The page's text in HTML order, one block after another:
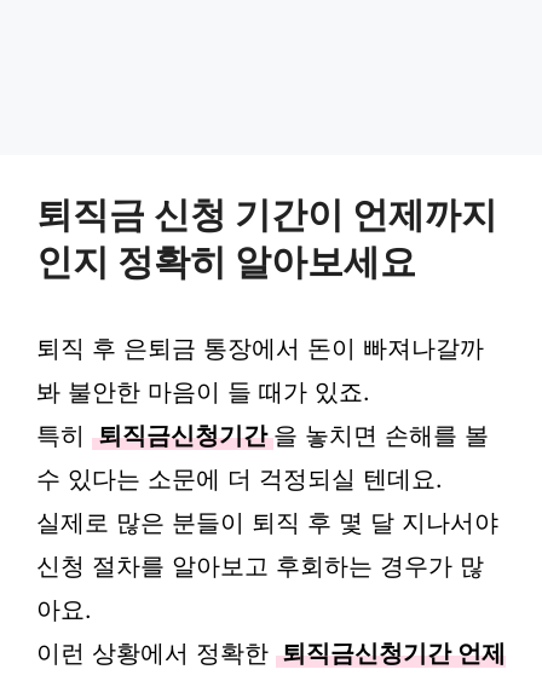
퇴직금 신청 기간이 언제까지
인지 정확히 알아보세요
퇴직 후 은퇴금 통장에서 돈이 빠져나갈까
봐 불안한 마음이 들 때가 있죠.
특히 퇴직금신청기간 을 놓치면 손해를 볼
수 있다는 소문에 더 걱정되실 텐데요.
실제로 많은 분들이 퇴직 후 몇 달 지나서야
신청 절차를 알아보고 후회하는 경우가 많
아요.
이런 상황에서 정확한 퇴직금신청기간 언제